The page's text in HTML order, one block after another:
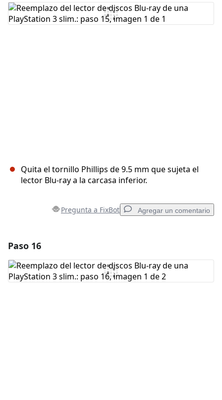
Agregar Comentario
Quita el tornillo Phillips de 9.5 mm que sujeta el
lector Blu-ray a la carcasa inferior.
Pregunta a FixBot Agregar un comentario
Agregar Comentario
Paso 16